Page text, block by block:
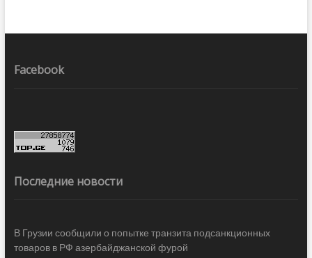
Facebook
Последние новости
В Грузии сообщили о попытке транзита подсанкционных
товаров в РФ азербайджанской фурой